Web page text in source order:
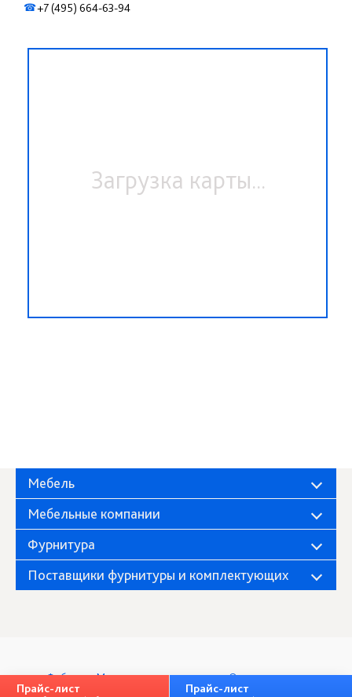
☎+7 (495) 664-63-94
Загрузка карты...
Мебель
Мебельные компании
Фурнитура
Поставщики фурнитуры и комплектующих
Фабрика «Миндаль» О компании
Прайс-лист Прайс-лист